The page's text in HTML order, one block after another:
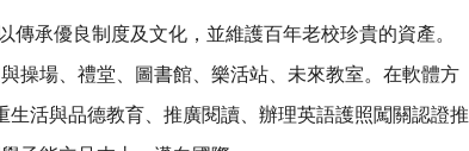
傳承優良制度及文化，並維護百年老校珍貴的資產。
操場、禮堂、圖書館、樂活站、未來教室。在軟體方
活與品德教育、推廣閱讀、辦理英語護照闖關認證推